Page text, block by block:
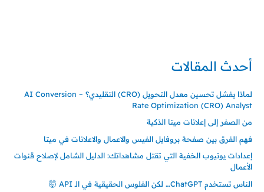
أحدث المقالات
لماذا يفشل تحسين معدل التحويل (CRO) التقليدي؟ – AI Conversion
Rate Optimization (CRO) Analyst
من الصفر إلى إعلانات ميتا الذكية
فهم الفرق بين صفحة بروفايل الفيس والاعمال والاعلانات في ميتا
إعدادات يوتيوب الخفية التي تقتل مشاهداتك: الدليل الشامل لإصلاح قنوات
الأعمال
الناس تستخدم ChatGPT… لكن الفلوس الحقيقية في الـ API 🤯